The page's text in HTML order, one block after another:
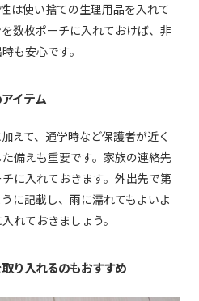
は使い捨ての生理用品を入れて
数枚ポーチに入れておけば、非
も安心です。
イテム
えて、通学時など保護者が近く
備えも重要です。家族の連絡先
に入れておきます。外出先で第
に記載し、雨に濡れてもよいよ
れておきましょう。
取り入れるのもおすすめ